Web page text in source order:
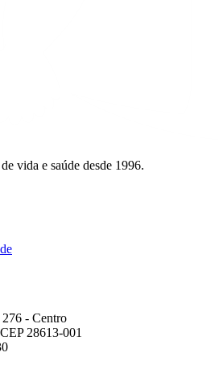
vida e saúde desde 1996.
- Centro
28613-001